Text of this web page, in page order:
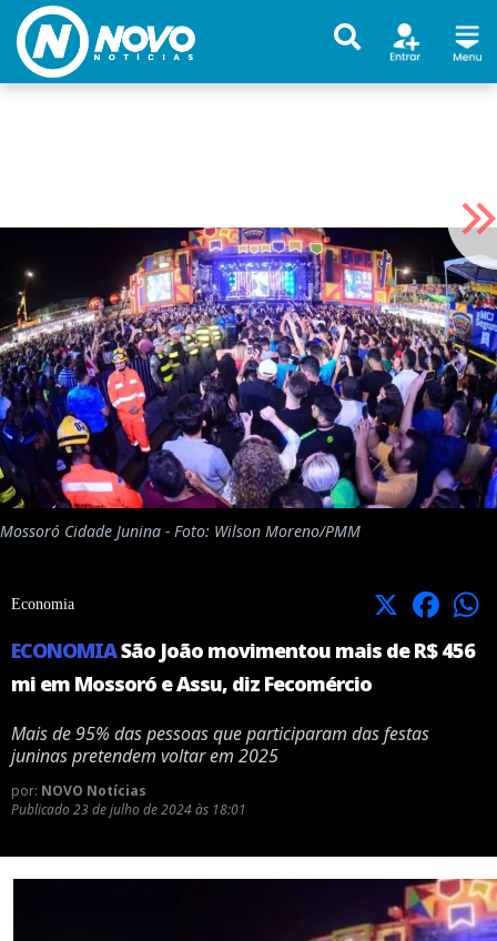
Mossoró Cidade Junina - Foto: Wilson Moreno/PMM
Economia X Facebook
ECONOMIASão João movimentou mais de R$ 456
mi em Mossoró e Assu, diz Fecomércio
Mais de 95% das pessoas que participaram das festas
juninas pretendem voltar em 2025
por: NOVO Notícias
Publicado 23 de julho de 2024 às 18:01